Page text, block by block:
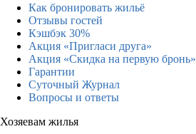
Как бронировать жильё
Отзывы гостей
Кэшбэк 30%
Акция «Пригласи друга»
Акция «Скидка на первую бронь»
Гарантии
Суточный Журнал
Вопросы и ответы
Хозяевам жилья